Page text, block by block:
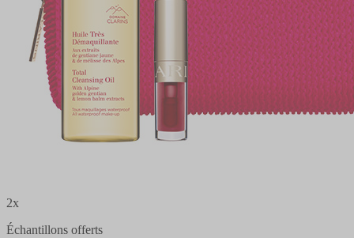
2x
Échantillons offerts